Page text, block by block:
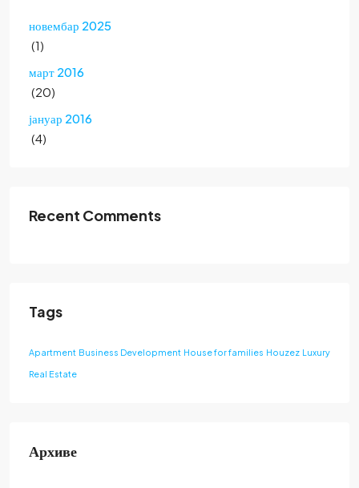
новембар 2025
(1)
март 2016
(20)
јануар 2016
(4)
Recent Comments
Tags
Apartment Business Development House for families Houzez Luxury
Real Estate
Архиве